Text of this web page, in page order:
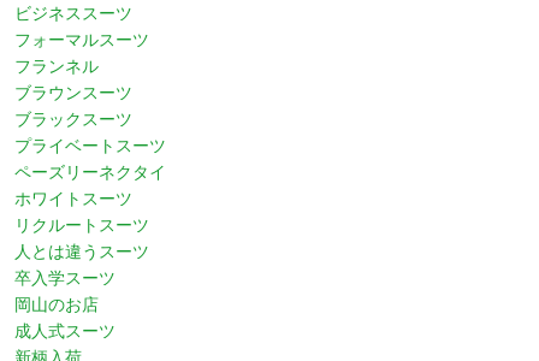
ビジネススーツ
フォーマルスーツ
フランネル
ブラウンスーツ
ブラックスーツ
プライベートスーツ
ペーズリーネクタイ
ホワイトスーツ
リクルートスーツ
人とは違うスーツ
卒入学スーツ
岡山のお店
成人式スーツ
新柄入荷